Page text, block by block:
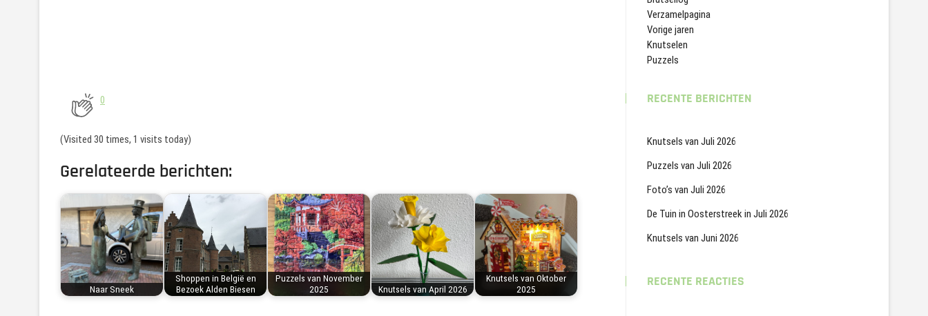
0
(Visited 30 times, 1 visits today)
Gerelateerde berichten:
Naar Sneek
Shoppen in België en
Bezoek Alden Biesen
Puzzels van November
2025
Knutsels van April 2026
Knutsels van Oktober
2025
Verzamelpagina
Vorige jaren
Knutselen
Puzzels
RECENTE BERICHTEN
Knutsels van Juli 2026
Puzzels van Juli 2026
Foto’s van Juli 2026
De Tuin in Oosterstreek in Juli 2026
Knutsels van Juni 2026
RECENTE REACTIES